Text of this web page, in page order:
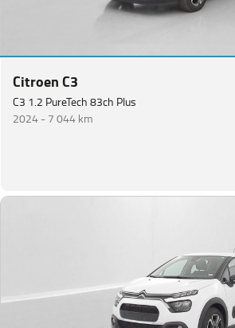
Citroen C3
C3 1.2 PureTech 83ch Plus
2024 -7 044 km